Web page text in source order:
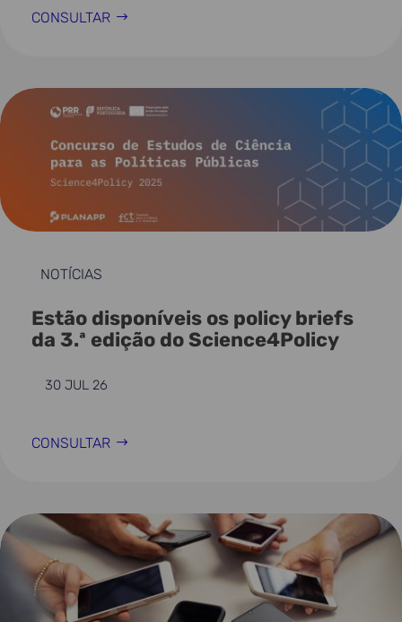
CONSULTAR
NOTÍCIAS
Estão disponíveis os policy briefs
da 3.ª edição do Science4Policy
30 JUL 26
CONSULTAR